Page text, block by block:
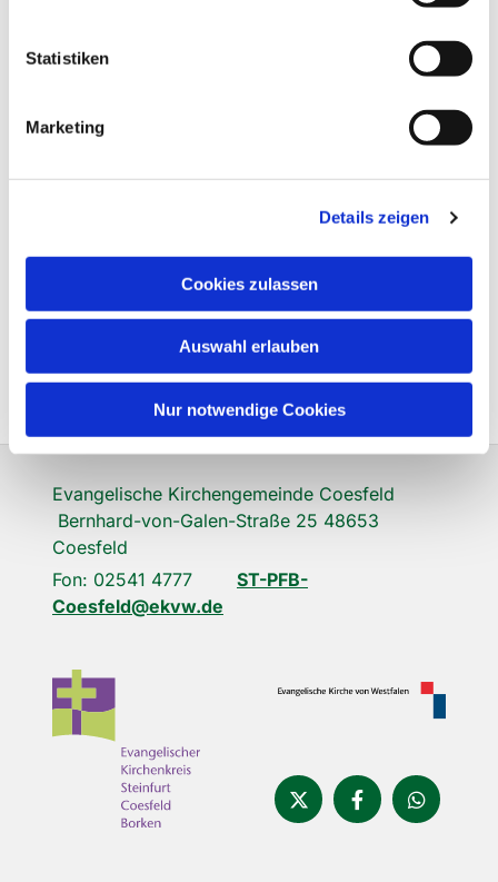
Statistiken
Marketing
Details zeigen
Cookies zulassen
Auswahl erlauben
Nur notwendige Cookies
Evangelische Kirchengemeinde Coesfeld
Bernhard-von-Galen-Straße 25 48653
Coesfeld
Fon: 02541 4777 ST-PFB-
Coesfeld@ekvw.de